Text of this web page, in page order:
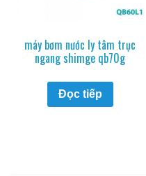
máy bơm nước ly tâm trục
ngang shimge qb70g
Đọc tiếp